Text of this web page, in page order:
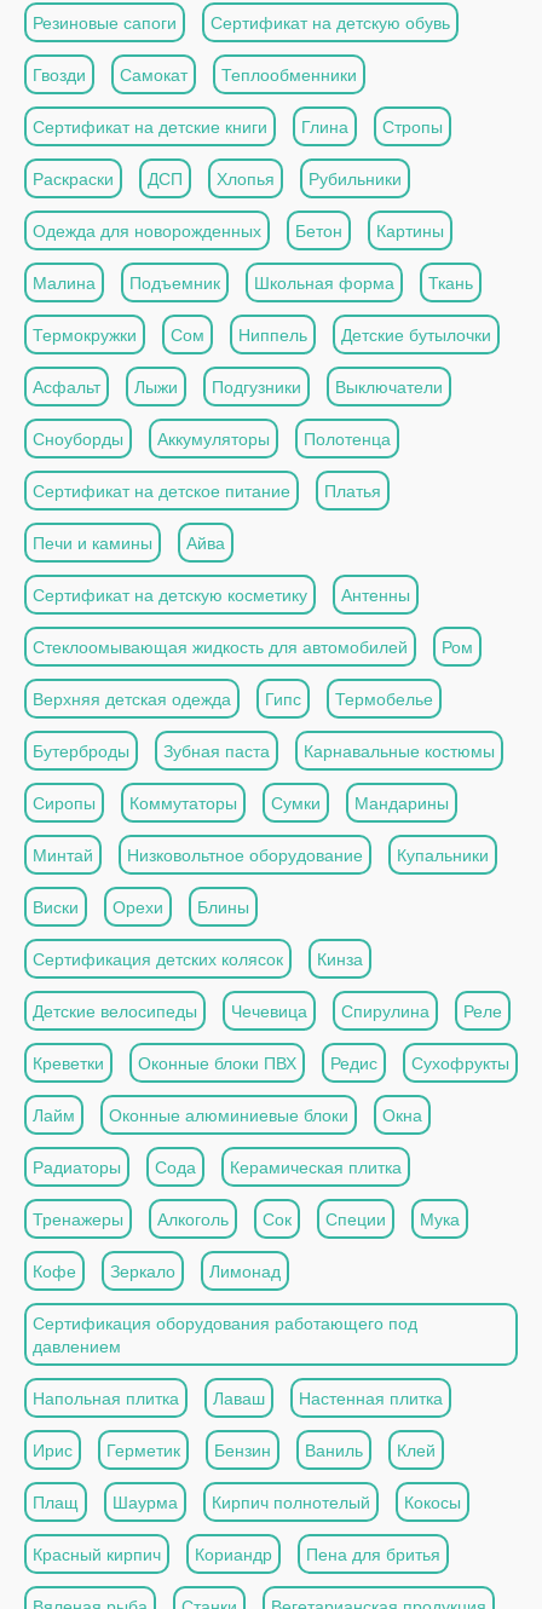
Резиновые сапоги Сертификат на детскую обувь
Гвозди Самокат Теплообменники
Сертификат на детские книги Глина Стропы
Раскраски ДСП Хлопья Рубильники
Одежда для новорожденных Бетон Картины
Малина Подъемник Школьная форма Ткань
Термокружки Сом Ниппель Детские бутылочки
Асфальт Лыжи Подгузники Выключатели
Сноуборды Аккумуляторы Полотенца
Сертификат на детское питание Платья
Печи и камины Айва
Сертификат на детскую косметику Антенны
Стеклоомывающая жидкость для автомобилей Ром
Верхняя детская одежда Гипс Термобелье
Бутерброды Зубная паста Карнавальные костюмы
Сиропы Коммутаторы Сумки Мандарины
Минтай Низковольтное оборудование Купальники
Виски Орехи Блины
Сертификация детских колясок Кинза
Детские велосипеды Чечевица Спирулина Реле
Креветки Оконные блоки ПВХ Редис Сухофрукты
Лайм Оконные алюминиевые блоки Окна
Радиаторы Сода Керамическая плитка
Тренажеры Алкоголь Сок Специи Мука
Кофе Зеркало Лимонад
Сертификация оборудования работающего под
давлением
Напольная плитка Лаваш Настенная плитка
Ирис Герметик Бензин Ваниль Клей
Плащ Шаурма Кирпич полнотелый Кокосы
Красный кирпич Кориандр Пена для бритья